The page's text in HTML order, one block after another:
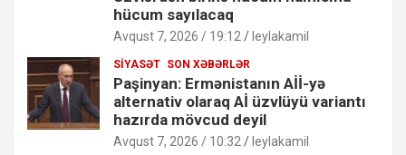
hücum sayılacaq
Avqust 7, 2026 / 19:12 leylakamil
SIYASƏT SON XƏBƏRLƏR
Paşinyan: Ermənistanın Aİİ-yə
alternativ olaraq Aİ üzvlüyü variantı
hazırda mövcud deyil
Avqust 7, 2026 / 10:32 leylakamil